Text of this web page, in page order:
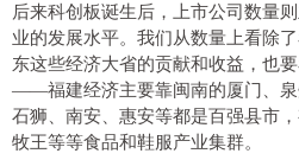
后来科创板诞生后，上市公司数量
业的发展水平。我们从数量上看除
东这些经济大省的贡献和收益，也
——福建经济主要靠闽南的厦门、泉
石狮、南安、惠安等都是百强县市
牧王等等食品和鞋服产业集群。